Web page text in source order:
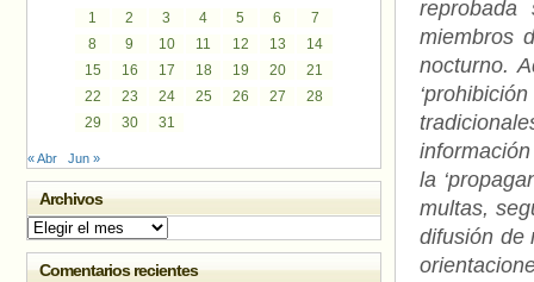
reprobada
miembros
nocturno.
la
multas,
difusión de
1
2 3 4 5 6
7
8
9 10 11 12 13
14
15
16 17 18 19 20
21
22
23 24 25 26 27
28
29
30 31
« Abr Jun »
Archivos
Archivos
Comentarios recientes